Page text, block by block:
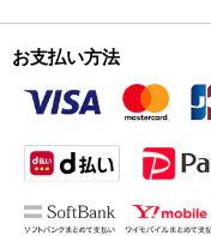
お支払い方法